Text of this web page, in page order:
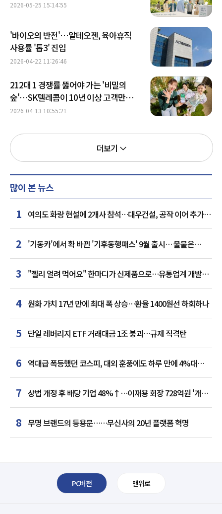
2026-05-25 15:14:55
'바이오의 반전'…알테오젠, 육아휴직
사용률 '톱3' 진입
2026-04-22 11:26:46
212대 1 경쟁률 뚫어야 가는 '비밀의
숲'…SK텔레콤이 10년 이상 고객만
초대하는 이유
2026-04-13 10:55:21
더보기
많이 본 뉴스
1 여의도 화랑 현설에 2개사 참석…대우건설, 공작 이어 추가
거점 확보하나
2 '기동카'에서 확 바뀐 '기후동행패스' 9월 출시… 불붙은
카드사 경쟁
3
"젤리 얼려 먹어요" 한마디가 신제품으로…유통업계 개발실
된 SNS
4 원화 가치 17년 만에 최대 폭 상승…환율 1400원선 하회하나
5 단일 레버리지 ETF 거래대금 1조 붕괴…규제 직격탄
6 역대급 폭등했던 코스피, 대외 훈풍에도 하루 만에 4%대
급락
7 상법 개정 후 배당 기업 48%↑…이재용 회장 728억원 '개인
최다'
8 무명 브랜드의 등용문……무신사의 20년 플랫폼 혁명
PC버전 맨위로